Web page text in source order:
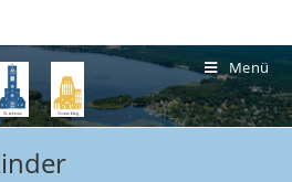
Menü